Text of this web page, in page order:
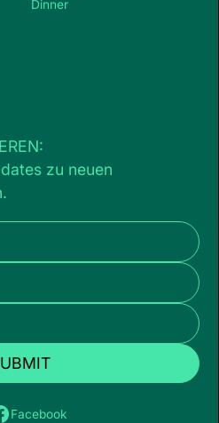
Dinner
zu neuen
Facebook